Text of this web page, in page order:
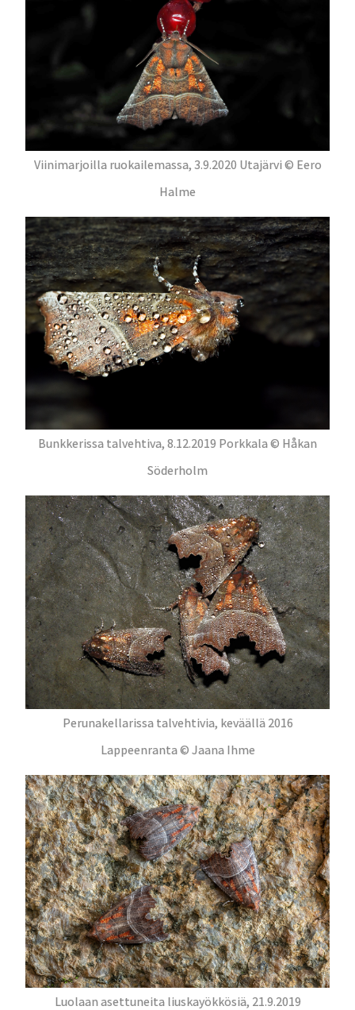
Viinimarjoilla ruokailemassa, 3.9.2020 Utajärvi © Eero
Halme
Bunkkerissa talvehtiva, 8.12.2019 Porkkala © Håkan
Söderholm
Perunakellarissa talvehtivia, keväällä 2016
Lappeenranta © Jaana Ihme
Luolaan asettuneita liuskayökkösiä, 21.9.2019